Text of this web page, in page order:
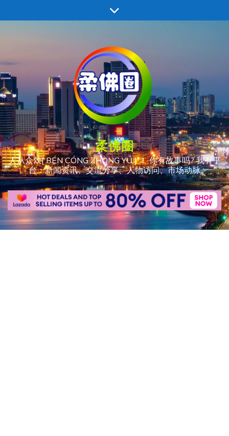
至
柔佛圈
人从众𠈌[ RÉN CÓNG ZHÒNG YÚ ] ！ 你有故事吗? 我有平
台：新闻资讯、交流分享、人物访问、市场动脉